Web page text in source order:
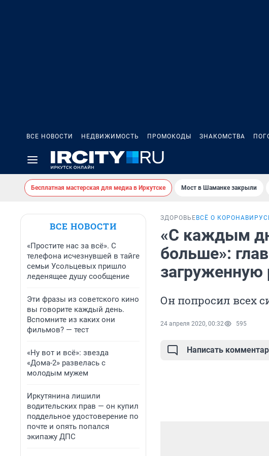
ВСЕ НОВОСТИ НЕДВИЖИМОСТЬ ПРОМОКОДЫ ЗНАКОМСТВА
Бесплатная мастерская для медиа в Иркутске Мост в Шаманке закрыли
ВСЕ НОВОСТИ
«Простите нас за всё». С
телефона исчезнувшей в тайге
семьи Усольцевых пришло
леденящее душу сообщение
Эти фразы из советского кино
вы говорите каждый день.
Вспомните из каких они
фильмов? — тест
«Ну вот и всё»: звезда
«Дома-2» развелась с
молодым мужем
Иркутянина лишили
водительских прав — он купил
поддельное удостоверение по
почте и опять попался
экипажу ДПС
ЗДОРОВЬЕ ВСЁ О
«С каждым
больше»:
Он попросил всех
24 апреля 2020, 00:32 595
Написать